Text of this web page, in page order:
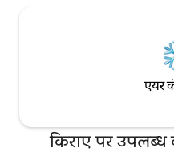
एयर
किराए पर उपलब्ध